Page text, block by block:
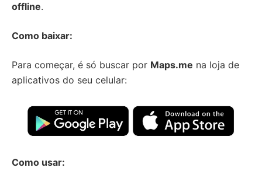
offline.
Como baixar:
Para começar, é só buscar por Maps.me na loja de
aplicativos do seu celular:
Como usar: